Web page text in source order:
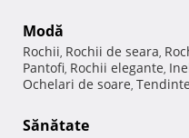
Modă
Rochii, Rochii de seara,
Pantofi, Rochii elegante,
Ochelari de soare,
Sănătate